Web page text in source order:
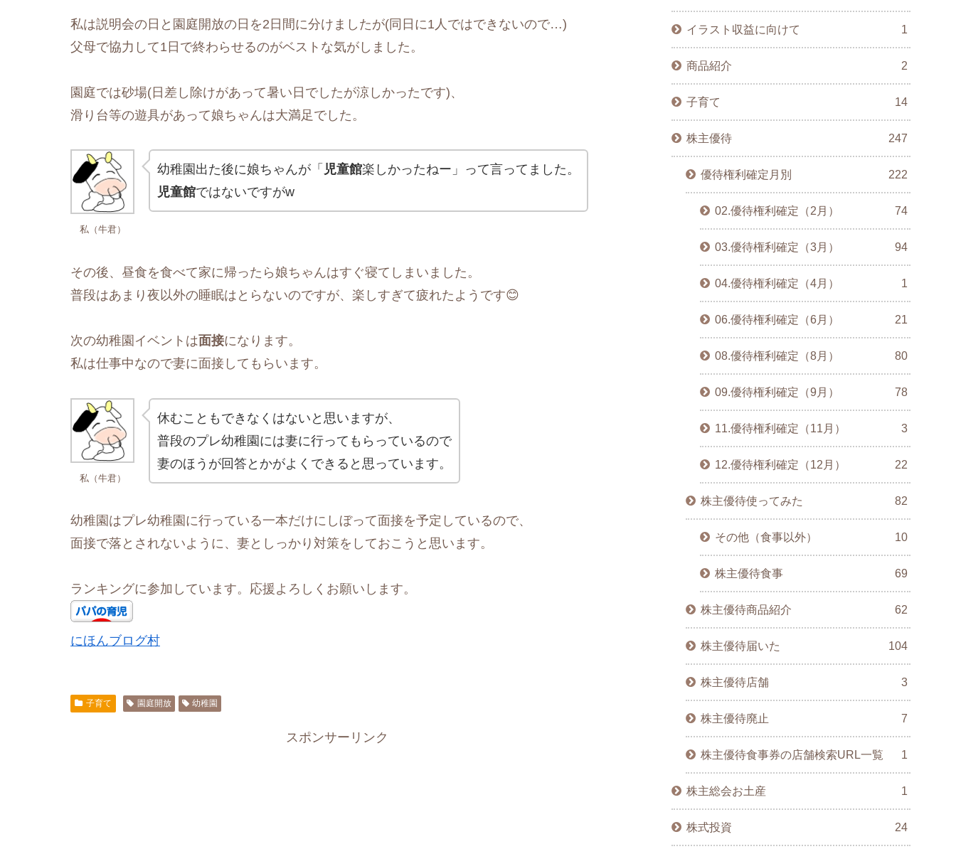
私は説明会の日と園庭開放の日を2日間に分けましたが(同日に1人ではできないので…)
父母で協力して1日で終わらせるのがベストな気がしました。
園庭では砂場(日差し除けがあって暑い日でしたが涼しかったです)、
滑り台等の遊具があって娘ちゃんは大満足でした。
私（牛君）
幼稚園出た後に娘ちゃんが「 児童館楽しかったねー」って言ってました。
児童館ではないですがw
その後、昼食を食べて家に帰ったら娘ちゃんはすぐ寝てしまいました。
普段はあまり夜以外の睡眠はとらないのですが、楽しすぎて疲れたようです😊
次の幼稚園イベントは面接になります。
私は仕事中なので妻に面接してもらいます。
私（牛君）
休むこともできなくはないと思いますが、
普段のプレ幼稚園には妻に行ってもらっているので
妻のほうが回答とかがよくできると思っています。
幼稚園はプレ幼稚園に行っている一本だけにしぼって面接を予定しているので、
面接で落とされないように、妻としっかり対策をしておこうと思います。
ランキングに参加しています。応援よろしくお願いします。
にほんブログ村
子育て 園庭開放 幼稚園
スポンサーリンク
イラスト収益に向けて 1
商品紹介 2
子育て 14
株主優待 247
優待権利確定月別 222
02.優待権利確定（2月） 74
03.優待権利確定（3月） 94
04.優待権利確定（4月） 1
06.優待権利確定（6月） 21
08.優待権利確定（8月） 80
09.優待権利確定（9月） 78
11.優待権利確定（11月） 3
12.優待権利確定（12月） 22
株主優待使ってみた 82
その他（食事以外） 10
株主優待食事 69
株主優待商品紹介 62
株主優待届いた 104
株主優待店舗 3
株主優待廃止 7
株主優待食事券の店舗検索URL一覧 1
株主総会お土産 1
株式投資 24